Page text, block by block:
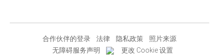
合作伙伴的登录 法律 隐私政策
照片来源
无障碍服务声明
更改 Cookie 设置